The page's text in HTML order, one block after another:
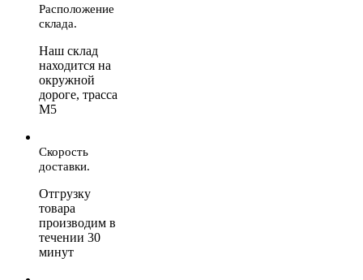
Расположение
склада.
Наш склад
находится на
окружной
дороге, трасса
М5
Скорость
доставки.
Отгрузку
товара
производим в
течении 30
минут